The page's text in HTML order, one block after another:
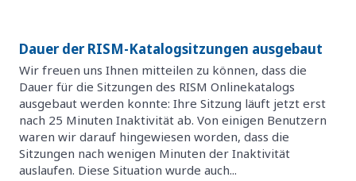
Dauer der RISM-Katalogsitzungen ausgebaut
Wir freuen uns Ihnen mitteilen zu können, dass die
Dauer für die Sitzungen des RISM Onlinekatalogs
ausgebaut werden konnte: Ihre Sitzung läuft jetzt erst
nach 25 Minuten Inaktivität ab. Von einigen Benutzern
waren wir darauf hingewiesen worden, dass die
Sitzungen nach wenigen Minuten der Inaktivität
auslaufen. Diese Situation wurde auch...